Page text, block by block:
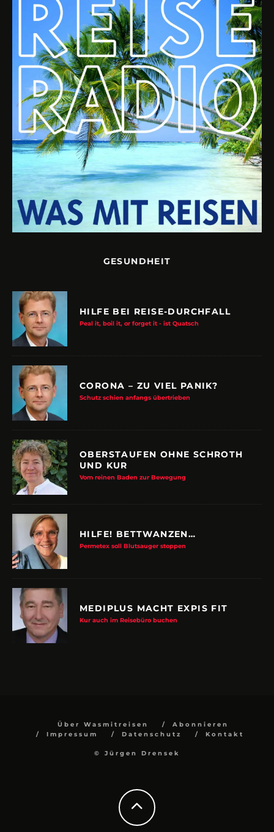
GESUNDHEIT
HILFE BEI REISE-DURCHFALL
Peal it, boil it, or forget it - ist Quatsch
CORONA – ZU VIEL PANIK?
Schutz schien anfangs übertrieben
OBERSTAUFEN OHNE SCHROTH
UND KUR
Vom reinen Baden zur Bewegung
HILFE! BETTWANZEN…
Permetex soll Blutsauger stoppen
MEDIPLUS MACHT EXPIS FIT
Kur auch im Reisebüro buchen
Über Wasmitreisen
Abonnieren
Impressum
Datenschutz Kontakt
© Jürgen Drensek